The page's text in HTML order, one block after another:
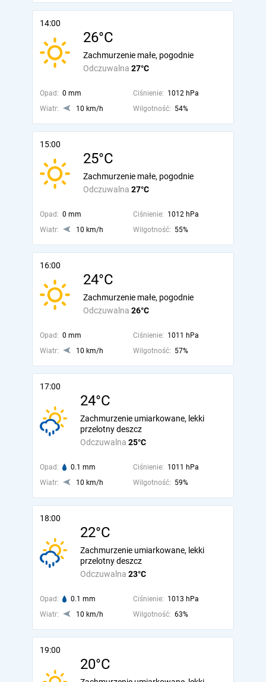
14:00
26°C
Odczuwalna 27°C
Zachmurzenie małe, pogodnie
Opad: 0 mm Ciśnienie: 1012 hPa
Wiatr:
10 km/h Wilgotność: 54%
15:00
25°C
Odczuwalna 27°C
Zachmurzenie małe, pogodnie
Opad: 0 mm Ciśnienie: 1012 hPa
Wiatr:
10 km/h Wilgotność: 55%
16:00
24°C
Odczuwalna 26°C
Zachmurzenie małe, pogodnie
Opad: 0 mm Ciśnienie: 1011 hPa
Wiatr:
10 km/h Wilgotność: 57%
17:00
24°C
Odczuwalna 25°C
Zachmurzenie umiarkowane, lekki
przelotny deszcz
Opad: 0.1 mm Ciśnienie: 1011 hPa
Wiatr:
10 km/h Wilgotność: 59%
18:00
22°C
Odczuwalna 23°C
Zachmurzenie umiarkowane, lekki
przelotny deszcz
Opad: 0.1 mm Ciśnienie: 1013 hPa
Wiatr:
10 km/h Wilgotność: 63%
19:00
20°C